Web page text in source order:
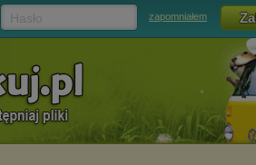
zapomniałem